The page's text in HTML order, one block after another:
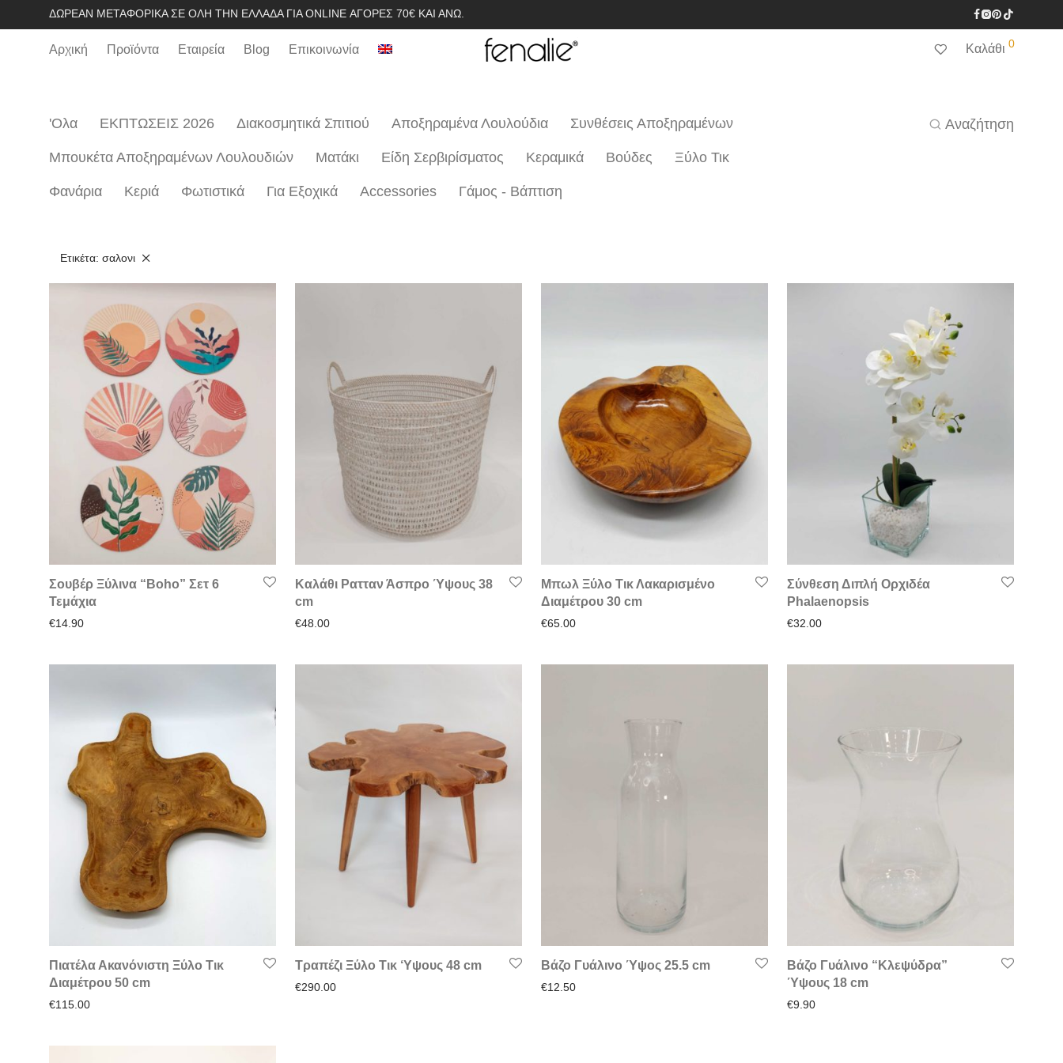
ΔΩΡΕΆΝ ΜΕΤΑΦΟΡΙΚΆ ΣΕ ΌΛΗ ΤΗΝ ΕΛΛΆΔΑ ΓΙΑ ONLINE ΑΓΟΡΈΣ 70€ ΚΑΙ ΆΝΩ.
Αρχική Προϊόντα Εταιρεία Blog Επικοινωνία Καλάθι 0
Αναζήτηση
'Ολα ΕΚΠΤΩΣΕΙΣ 2026 Διακοσμητικά Σπιτιού Αποξηραμένα Λουλούδια Συνθέσεις Αποξηραμένων
Μπουκέτα Αποξηραμένων Λουλουδιών Mατάκι Είδη Σερβιρίσματος Κεραμικά Βούδες Ξύλο Τικ
Φανάρια Κεριά Φωτιστικά Για Εξοχικά Accessories Γάμος - Βάπτιση
Ετικέτα: σαλονι
Σουβέρ Ξύλινα “Boho” Σετ 6
Τεμάχια
€14.90
Καλάθι Ρατταν Άσπρο Ύψους 38
cm
€48.00
Μπωλ Ξύλο Τικ Λακαρισμένο
Διαμέτρου 30 cm
€65.00
Σύνθεση Διπλή Ορχιδέα
Phalaenopsis
€32.00
Πιατέλα Ακανόνιστη Ξύλο Τικ
Διαμέτρου 50 cm
€115.00
Τραπέζι Ξύλο Τικ ‘Υψους 48 cm
€290.00
Βάζο Γυάλινο Ύψος 25.5 cm
€12.50
Βάζο Γυάλινο “Κλεψύδρα”
Ύψους 18 cm
€9.90